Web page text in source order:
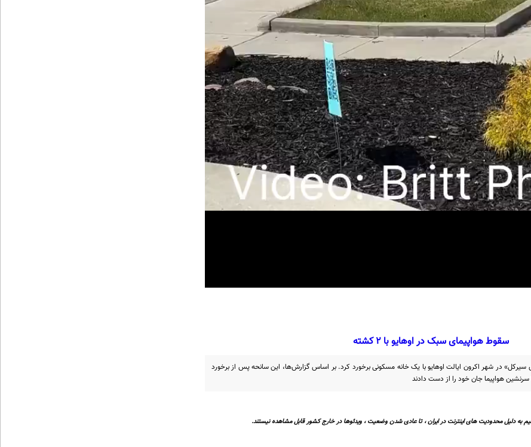
سقوط هواپیمای سبک در اوهایو با ۲ کشته
سیرکل» در شهر اکرون ایالت اوهایو با یک خانه مسکونی برخورد کرد. بر اساس گزارش‌ها، این سانحه پس از برخورد
به دلیل محدودیت های اینترنت در ایران ، تا عادی شدن وضعیت ، ویدئوها در خارج کشور قابل مشاهده نیستند.